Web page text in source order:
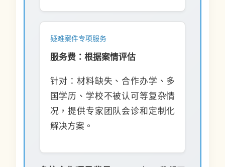
疑难案件专项服务
服务费：根据案情评估
针对：材料缺失、合作办学、多
国学历、学校不被认可等复杂情
况，提供专家团队会诊和定制化
解决方案。